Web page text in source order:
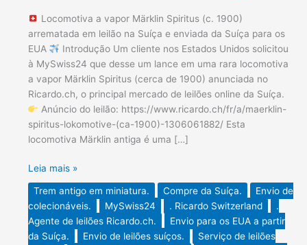
Locomotiva a vapor Märklin Spiritus (c. 1900)
arrematada em leilão na Suíça e enviada da Suíça para os
EUA
Introdução Um cliente nos Estados Unidos solicitou
à MySwiss24 que desse um lance em uma rara locomotiva
a vapor Märklin Spiritus (cerca de 1900) anunciada no
Ricardo.ch, o principal mercado de leilões online da Suíça.
Anúncio do leilão: https://www.ricardo.ch/fr/a/maerklin-
spiritus-lokomotive-(ca-1900)-1306061882/ Esta
locomotiva Märklin antiga é uma […]
Leia mais »
Trem antigo em miniatura. Compre da Suíça.
Envio de
colecionáveis.
MySwiss24 . Ricardo Switzerland
.
Agente de leilões Ricardo.ch.
Envio para os EUA a partir
da Suíça.
Envio de leilões suíços.
Serviço de leilões